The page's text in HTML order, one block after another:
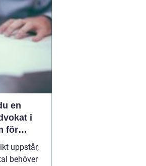
en
i
för
uppstår,
behöver